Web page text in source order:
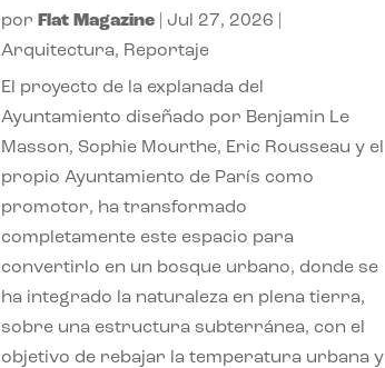
por Flat Magazine Jul 27, 2026
Arquitectura, Reportaje
El proyecto de la explanada del
Ayuntamiento diseñado por Benjamin Le
Masson, Sophie Mourthe, Eric Rousseau y el
propio Ayuntamiento de París como
promotor, ha transformado
completamente este espacio para
convertirlo en un bosque urbano, donde se
ha integrado la naturaleza en plena tierra,
sobre una estructura subterránea, con el
objetivo de rebajar la temperatura urbana y